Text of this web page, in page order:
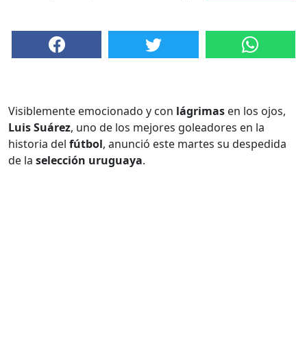
Visiblemente emocionado y con lágrimas en los ojos,
Luis Suárez, uno de los mejores goleadores en la
historia del fútbol, anunció este martes su despedida
de la selección uruguaya.